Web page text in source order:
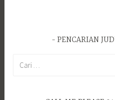
PENCARIAN